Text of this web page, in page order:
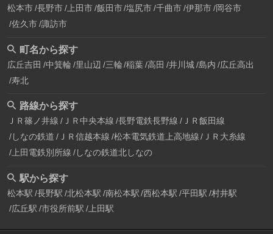
松本市 長野市 上田市 飯田市 塩尻市 千曲市 伊那市 岡谷市
佐久市 諏訪市
町名から探す
広丘吉田 中箕輪 里山辺 三輪 稲葉 高田 井川城 島内 広丘高出
寿北
路線から探す
ＪＲ篠ノ井線 ＪＲ中央本線 長野電鉄長野線 ＪＲ飯田線
しなの鉄道 ＪＲ信越本線 松本電気鉄道上高地線
ＪＲ大糸線
上田電鉄別所線 しなの鉄道北しなの
駅から探す
松本駅 長野駅 北松本駅 南松本駅 西松本駅 平田駅 村井駅
広丘駅 市役所前駅 上田駅